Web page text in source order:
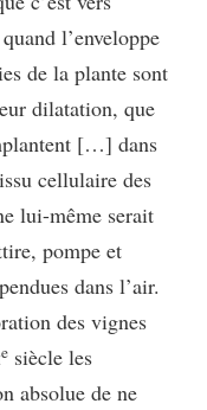
l’enveloppe
de la plante sont
dilatation, que
[…] dans
cellulaire des
lui-même serait
pompe et
dans l’air.
des vignes
e siècle les
absolue de ne